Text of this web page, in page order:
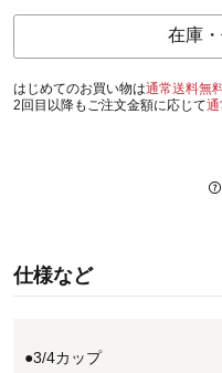
在庫
はじめてのお買い物は通常送料無料
2回目以降もご注文金額に応じて
仕様など
●3/4カップ